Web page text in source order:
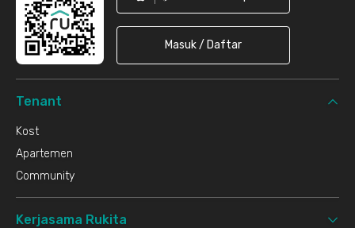
Masuk / Daftar
Tenant
Kost
Apartemen
Community
Kerjasama Rukita